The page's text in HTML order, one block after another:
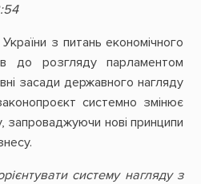
з питань економічного
до розгляду парламентом
засади державного нагляду
системно змінює
запроваджуючи нові принципи
систему нагляду з